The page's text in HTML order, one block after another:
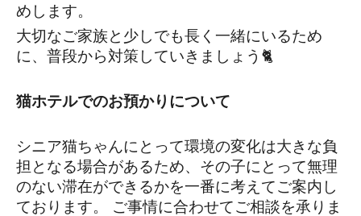
めします。
大切なご家族と少しでも長く一緒にいるため
に、普段から対策していきましょう🐈
猫ホテルでのお預かりについて
シニア猫ちゃんにとって環境の変化は大きな負
担となる場合があるため、その子にとって無理
のない滞在ができるかを一番に考えてご案内し
ております。 ご事情に合わせてご相談を承りま